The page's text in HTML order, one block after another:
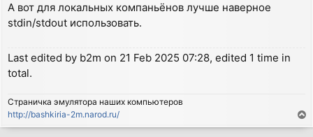
А вот для локальных компаньёнов лучше наверное
stdin/stdout использовать.
Last edited by b2m on 21 Feb 2025 07:28, edited 1 time in
total.
Страничка эмулятора наших компьютеров
http://bashkiria-2m.narod.ru/
o